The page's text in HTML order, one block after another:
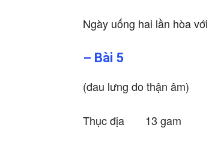
Ngày uống hai lần hòa
– Bài 5
(đau lưng do thận âm)
Thục địa 13 gam